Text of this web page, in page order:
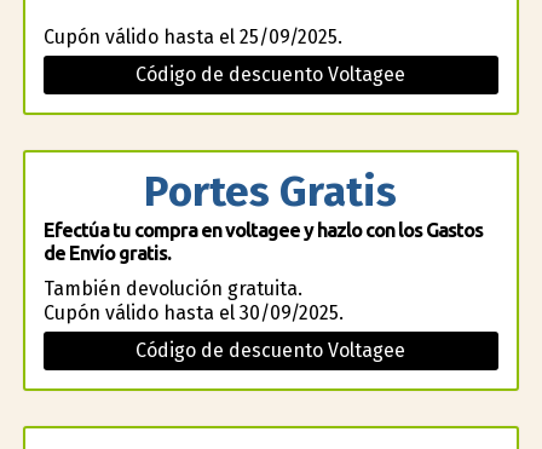
Cupón válido hasta el 25/09/2025.
Código de descuento Voltagee
Portes Gratis
Efectúa tu compra en voltagee y hazlo con los Gastos
de Envío gratis.
También devolución gratuita.
Cupón válido hasta el 30/09/2025.
Código de descuento Voltagee